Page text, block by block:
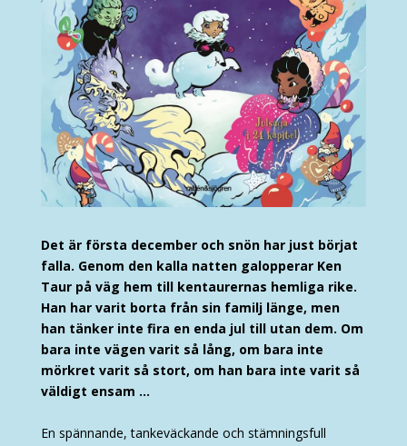
Det är första december och snön har just börjat
falla. Genom den kalla natten galopperar Ken
Taur på väg hem till kentaurernas hemliga rike.
Han har varit borta från sin familj länge, men
han tänker inte fira en enda jul till utan dem. Om
bara inte vägen varit så lång, om bara inte
mörkret varit så stort, om han bara inte varit så
väldigt ensam …
En spännande, tankeväckande och stämningsfull